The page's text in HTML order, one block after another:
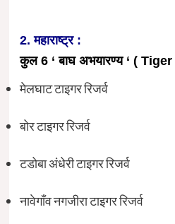
2. महाराष्ट्र :
कुल 6 ‘ बाघ अभयारण्य ‘ (
मेलघाट टाइगर रिजर्व
बोर टाइगर रिजर्व
टडोबा अंधेरी टाइगर रिजर्व
नावेगॉंव नगजीरा टाइगर रिजर्व